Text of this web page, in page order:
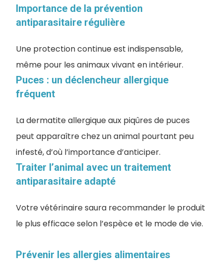
Importance de la prévention
antiparasitaire régulière
Une protection continue est indispensable,
même pour les animaux vivant en intérieur.
Puces : un déclencheur allergique
fréquent
La dermatite allergique aux piqûres de puces
peut apparaître chez un animal pourtant peu
infesté, d’où l’importance d’anticiper.
Traiter l’animal avec un traitement
antiparasitaire adapté
Votre vétérinaire saura recommander le produit
le plus efficace selon l’espèce et le mode de vie.
Prévenir les allergies alimentaires